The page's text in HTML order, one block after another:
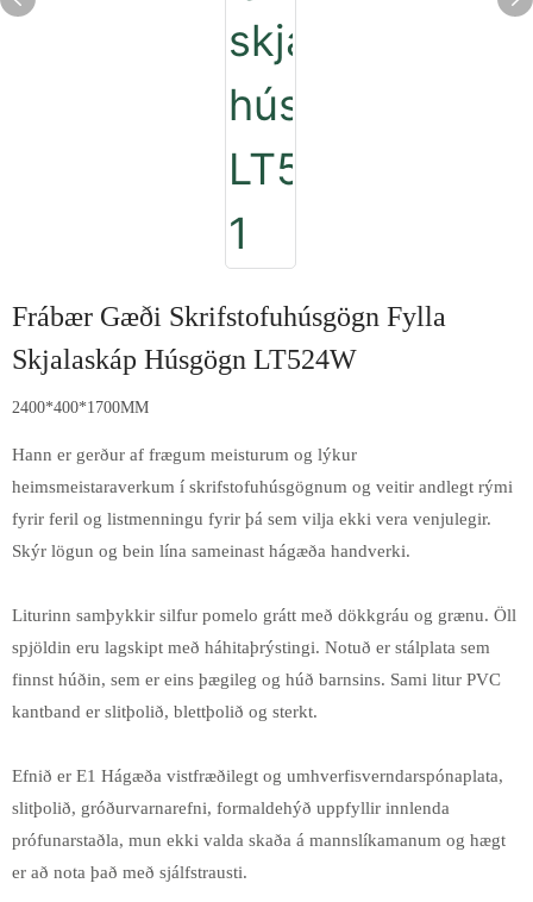
Frábær Gæði Skrifstofuhúsgögn Fylla
Skjalaskáp Húsgögn LT524W
2400*400*1700MM
Hann er gerður af frægum meisturum og lýkur
heimsmeistaraverkum í skrifstofuhúsgögnum og veitir andlegt rými
fyrir feril og listmenningu fyrir þá sem vilja ekki vera venjulegir.
Skýr lögun og bein lína sameinast hágæða handverki.
Liturinn samþykkir silfur pomelo grátt með dökkgráu og grænu. Öll
spjöldin eru lagskipt með háhitaþrýstingi. Notuð er stálplata sem
finnst húðin, sem er eins þægileg og húð barnsins. Sami litur PVC
kantband er slitþolið, blettþolið og sterkt.
Efnið er E1 Hágæða vistfræðilegt og umhverfisverndarspónaplata,
slitþolið, gróðurvarnarefni, formaldehýð uppfyllir innlenda
prófunarstaðla, mun ekki valda skaða á mannslíkamanum og hægt
er að nota það með sjálfstrausti.